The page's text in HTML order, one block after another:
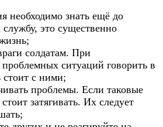
необходимо знать ещё до
это существенно
солдатам. При
ситуаций говорить в
стоит с ними;
проблемы. Если таковые
затягивать. Их следует